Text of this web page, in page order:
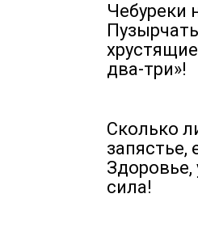
Чебуреки
два-три»!
Сколько
запястье,
Здоровье,
сила!